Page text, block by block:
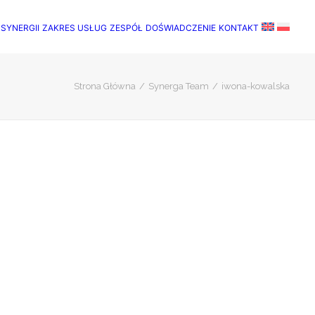
ZAKRES USŁUG ZESPÓŁ DOŚWIADCZENIE KONTAKT
Strona Główna Synerga Team iwona-kowalska